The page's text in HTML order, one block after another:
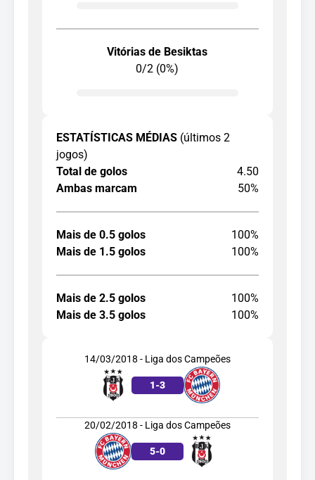
Vitórias de Besiktas
0/2 (0%)
ESTATÍSTICAS MÉDIAS (últimos 2
jogos)
Total de golos
4.50
Ambas marcam
50%
Mais de 0.5 golos
100%
Mais de 1.5 golos
100%
Mais de 2.5 golos
100%
Mais de 3.5 golos
100%
14/03/2018 - Liga dos Campeões
1-3
20/02/2018 - Liga dos Campeões
5-0